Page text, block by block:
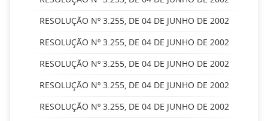
RESOLUÇÃO Nº 3.255, DE 04 DE JUNHO DE 2002
RESOLUÇÃO Nº 3.255, DE 04 DE JUNHO DE 2002
RESOLUÇÃO Nº 3.255, DE 04 DE JUNHO DE 2002
RESOLUÇÃO Nº 3.255, DE 04 DE JUNHO DE 2002
RESOLUÇÃO Nº 3.255, DE 04 DE JUNHO DE 2002